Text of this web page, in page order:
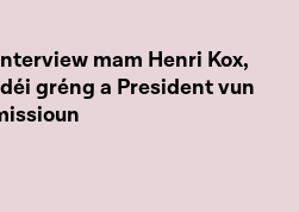
mam Henri Kox,
gréng a President vun